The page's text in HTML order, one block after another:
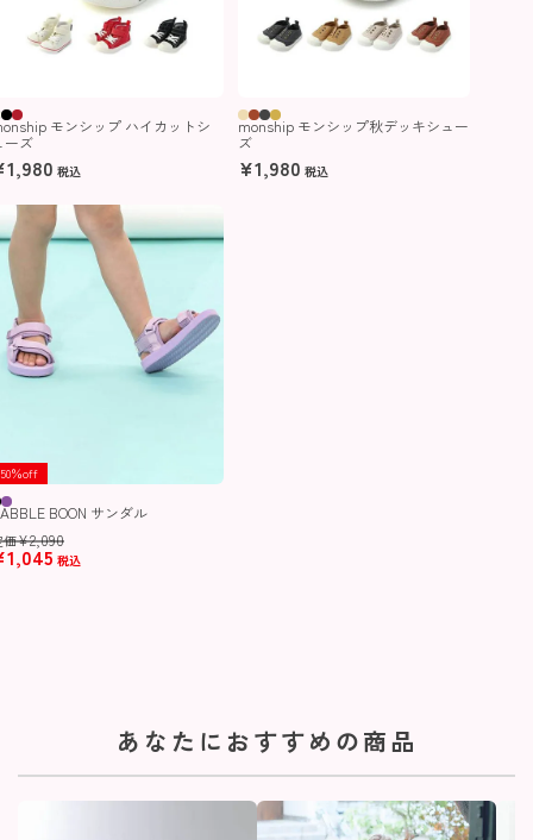
モンシップ ハイカットシ
ーズ
1,980 税込
monship モンシップ秋デッキシュー
ズ
¥1,980 税込
50％off
BOON サンダル
価¥2,090
1,045 税込
あなたにおすすめの商品